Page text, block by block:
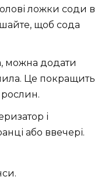
ложки соди в
щоб сода
можна додати
Це покращить
і
або ввечері.